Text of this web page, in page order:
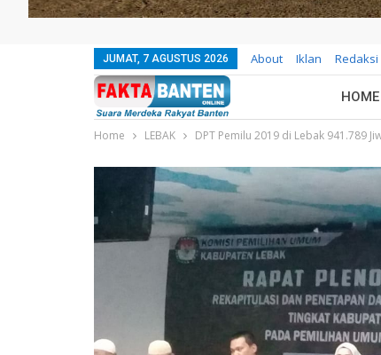
JUMAT, 7 AGUSTUS 2026 About Iklan Redaksi
HOME
Home LEBAK DPT Pemilu 2019 di Lebak 941.789